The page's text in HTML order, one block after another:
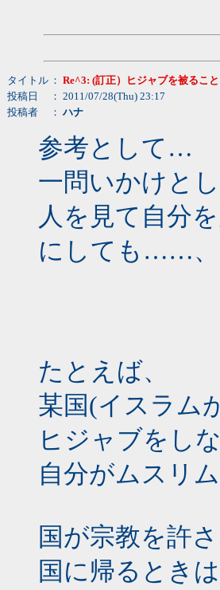
タイトル ： Re^3: (訂正）ヒジャブを被ること
投稿日
： 2011/07/28(Thu) 23:17
投稿者
： ハナ
参考として…
一問いかけと
人を見て自分
にしても……、
たとえば、
某国(イスラム
ヒジャブをし
自分がムスリ
国が宗教を許
国に帰るとき